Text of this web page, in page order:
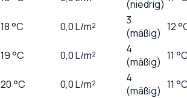
(niedrig)
18°C 0,0L/m²
3
(mäßig) 12
19°C 0,0L/m²
4
(mäßig) 11
20°C 0,0L/m²
4
(mäßig) 11